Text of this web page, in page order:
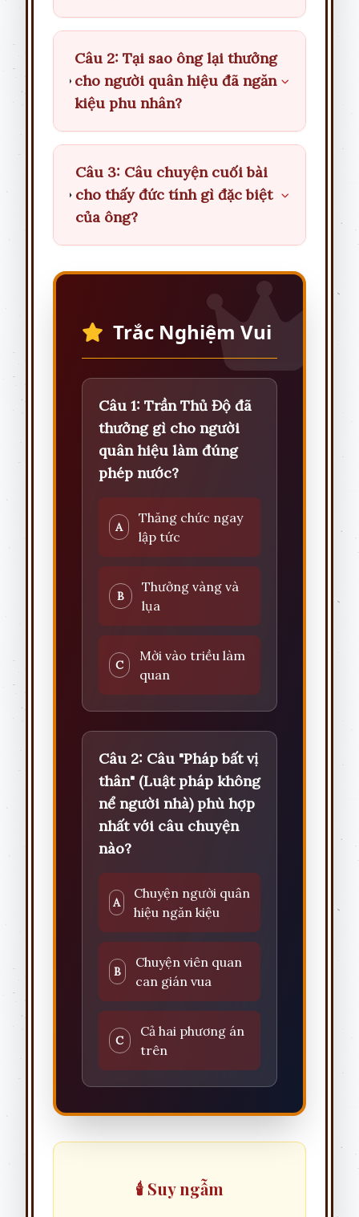
Câu 2: Tại sao ông lại thưởng
cho người quân hiệu đã ngăn
kiệu phu nhân?
Câu 3: Câu chuyện cuối bài
cho thấy đức tính gì đặc biệt
của ông?
Trắc Nghiệm Vui
Câu 1: Trần Thủ Độ đã
thưởng gì cho người
quân hiệu làm đúng
phép nước?
A
Thăng chức ngay
lập tức
B
Thưởng vàng và
lụa
C
Mời vào triều làm
quan
Câu 2: Câu "Pháp bất vị
thân" (Luật pháp không
nể người nhà) phù hợp
nhất với câu chuyện
nào?
A
Chuyện người quân
hiệu ngăn kiệu
B
Chuyện viên quan
can gián vua
C
Cả hai phương án
trên
🕯️ Suy ngẫm